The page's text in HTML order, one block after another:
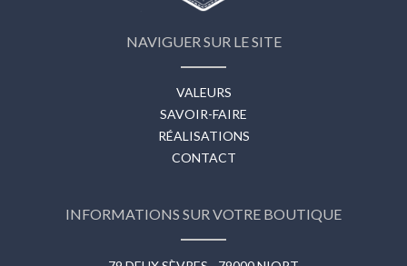
NAVIGUER SUR LE SITE
VALEURS
SAVOIR-FAIRE
RÉALISATIONS
CONTACT
INFORMATIONS SUR VOTRE BOUTIQUE